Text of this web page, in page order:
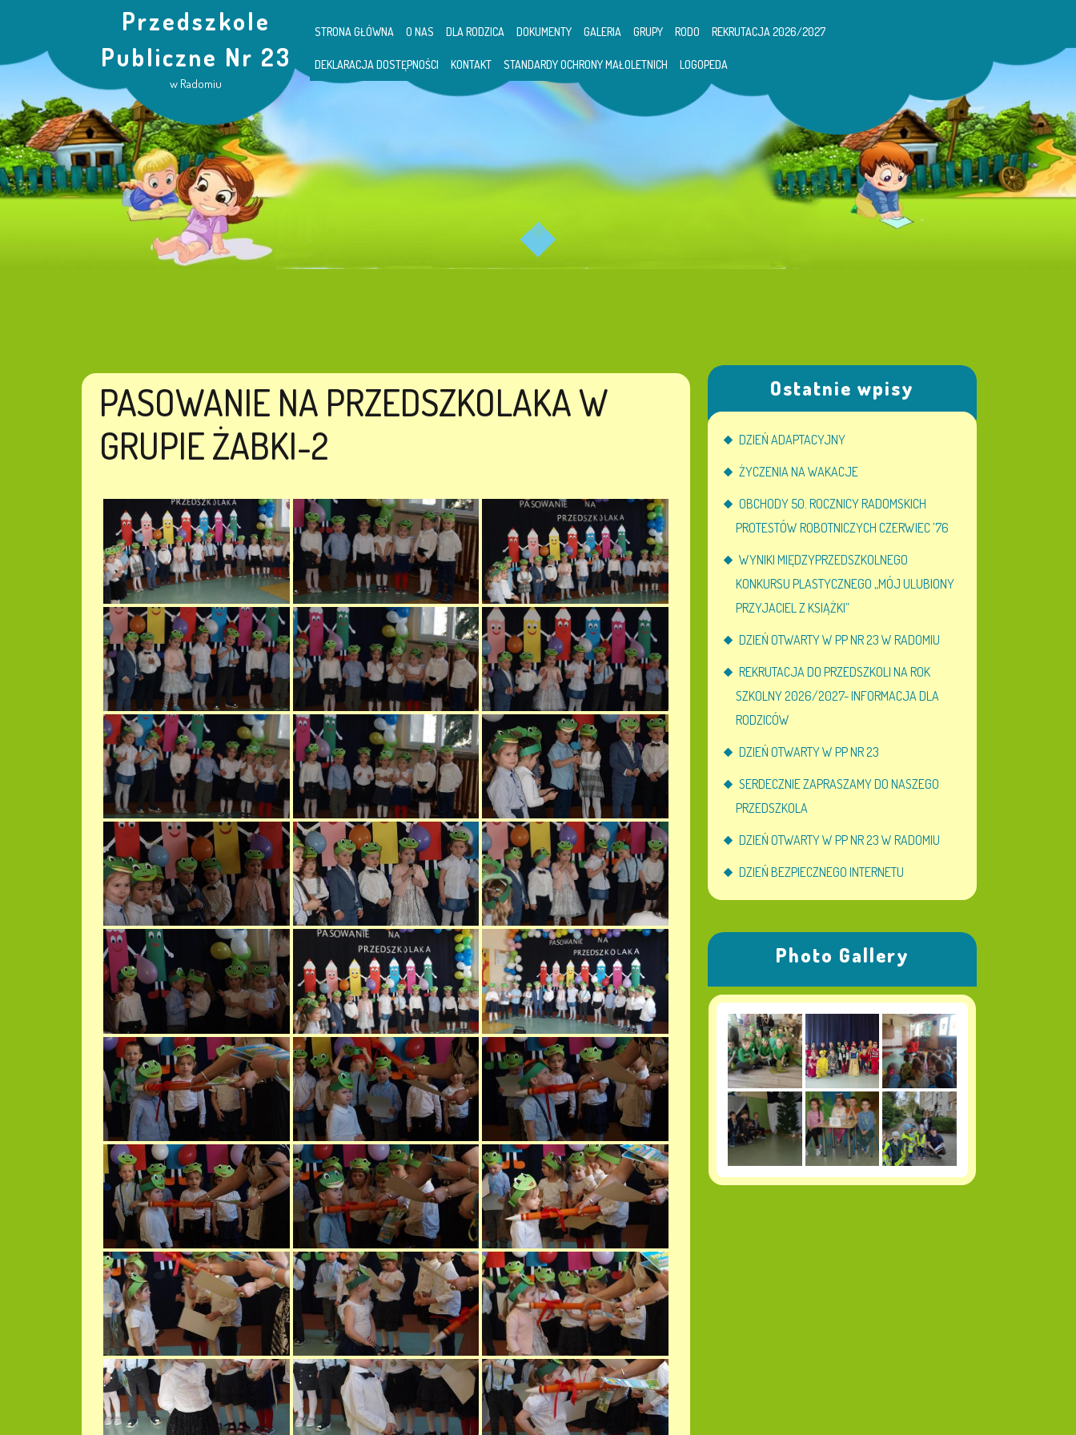
Przedszkole
Publiczne Nr 23
w Radomiu
STRONA GŁÓWNA O NAS DLA RODZICA DOKUMENTY GALERIA GRUPY RODO REKRUTACJA 2026/2027
DEKLARACJA DOSTĘPNOŚCI KONTAKT STANDARDY OCHRONY MAŁOLETNICH LOGOPEDA
PASOWANIE NA PRZEDSZKOLAKA W
GRUPIE ŻABKI-2
Ostatnie wpisy
DZIEŃ ADAPTACYJNY
ŻYCZENIA NA WAKACJE
OBCHODY 50. ROCZNICY RADOMSKICH
PROTESTÓW ROBOTNICZYCH CZERWIEC ’76
WYNIKI MIĘDZYPRZEDSZKOLNEGO
KONKURSU PLASTYCZNEGO „MÓJ ULUBIONY
PRZYJACIEL Z KSIĄŻKI”
DZIEŃ OTWARTY W PP NR 23 W RADOMIU
REKRUTACJA DO PRZEDSZKOLI NA ROK
SZKOLNY 2026/2027- INFORMACJA DLA
RODZICÓW
DZIEŃ OTWARTY W PP NR 23
SERDECZNIE ZAPRASZAMY DO NASZEGO
PRZEDSZKOLA
DZIEŃ OTWARTY W PP NR 23 W RADOMIU
DZIEŃ BEZPIECZNEGO INTERNETU
Photo Gallery